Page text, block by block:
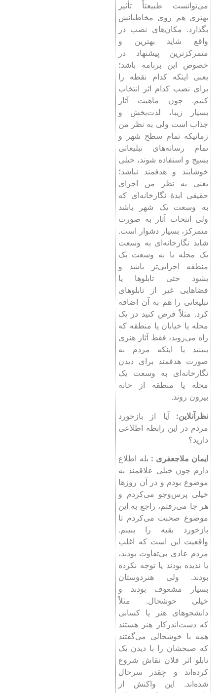
می‌توانست طبیعتاً‌ تأثیر
بهتری هم روی مخاطبانش
بگذارد. مکان‌های نصب در
واقع شاید بهترین و
متمرکزترین پیشنهاد در
خصوص این برنامه باشد؛
یعنی اینکه کدام نقطه را
برای نصب کدام اثر انتخاب
کنیم. چون ماهیت آثار
بسیار زیبا، لذت‌بخش و
جذاب است ولی به نظر من
زمانیکه تمام سطح شهر و
تمام رسانه‌های تبلیغاتی
بسیج و استفاده شوند، خیلی
خوشایند و هدفمند نباشد؛
یعنی به نظر من اجرای
حقیقی ایدۀ نگارخانه‌ای که
به وسعت یک شهر باشد
ولی انتخاب آثار به صورت
متمرکز، بسیار دشوار است.
شاید نگارخانه‌ای به وسعت
یک محله یا به وسعت یک
منطقه اجرایی‌تر باشد و
بشود حتی تابلوها یا
فضاهایی غیر از تابلوهای
تبلیغاتی را هم به آن اضافه
کرد. مثلاً فرض کنید در یک
محله یا خیابان یا منطقه که
راه می‌روید، فقط آثار هنری
ببینید یا اینکه مردم به
صورت هدفمند برای دیدن
نگارخانه‌ای به وسعت یک
محله یا منطقه از خانه
بیرون روند.
نظرآنلاین:آیا از بازخورد
مردم در این رابطه اطلاعی
دارید؟
ایمان ملاجعفری : بله اطلاع
دارم چون خیلی علاقمند به
موضوع بودم و در آن روزها
خیلی پرس‌وجو می‌کردم و
هر جا می‌رفتم، راجع به این
موضوع صحبت می‌کردم تا
بازخورد بقیه را ببینم.
واقعیت این است که اغلب
مردم عادی بی‌تفاوت بودند،
یا ندیده بودند یا توجه نکرده
بودند. ولی هنردوستان
بسیار مشعوف بودند و
خیلی خوشحال. مثلاً
دانشجوهای هنر یا کسانی
که دست‌اندرکار هنر هستند
همه با خوشحالی می‌گفتند
که صبحشان را با دیدن یک
تابلو اثر فلان نقاش شروع
کرده‌اند و چقدر سرحال
شده‌اند. این واکنش از